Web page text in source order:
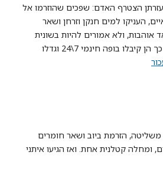
הצטרף האדם: שפכים שהוזרמו אל
העניקו למים חנקן וזרחן ושאר
ולא אמורים להיות בשונית
אלמוגים בכמויות גדולות. כך הן קיבלו בופה חינמי 7\24 וגדלו
משליטה, הזרמת ביוב ושאר חומרים
ומחלה קטלנית אחת. ואז הגיעו איתני